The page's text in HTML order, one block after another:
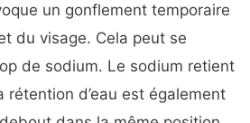
un gonflement temporaire
du visage. Cela peut se
de sodium. Le sodium retient
rétention d’eau est également